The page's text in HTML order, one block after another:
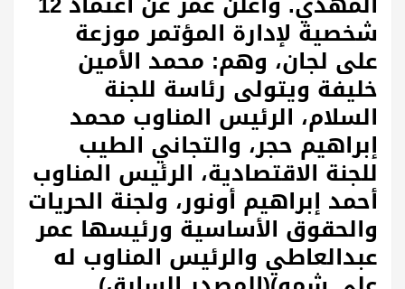
شخصية لإدارة المؤتمر موزعة
على لجان، وهم: محمد الأمين
خليفة ويتولى رئاسة للجنة
السلام، الرئيس المناوب محمد
إبراهيم حجر، والتجاني الطيب
للجنة الاقتصادية، الرئيس المناوب
أحمد إبراهيم أونور، ولجنة الحريات
والحقوق الأساسية ورئيسها عمر
عبدالعاطي والرئيس المناوب له